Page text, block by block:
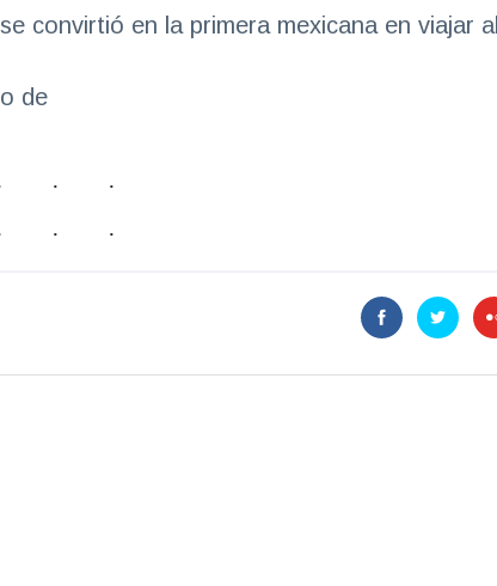
convirtió en la primera mexicana en viajar al
de